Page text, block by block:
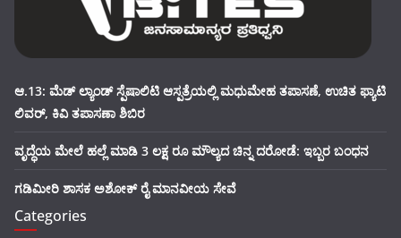
ಆ.13: ಮೆಡ್ ಲ್ಯಾಂಡ್ ಸ್ಪೆಷಾಲಿಟಿ ಆಸ್ಪತ್ರೆಯಲ್ಲಿ ಮಧುಮೇಹ ತಪಾಸಣೆ, ಉಚಿತ ಫ್ಯಾಟಿ
ಲಿವರ್, ಕಿವಿ ತಪಾಸಣಾ ಶಿಬಿರ
ವೃದ್ಧೆಯ ಮೇಲೆ ಹಲ್ಲೆ ಮಾಡಿ 3 ಲಕ್ಷ ರೂ ಮೌಲ್ಯದ ಚಿನ್ನ ದರೋಡೆ: ಇಬ್ಬರ ಬಂಧನ
ಗಡಿಮೀರಿ ಶಾಸಕ ಅಶೋಕ್ ರೈ ಮಾನವೀಯ ಸೇವೆ
Categories